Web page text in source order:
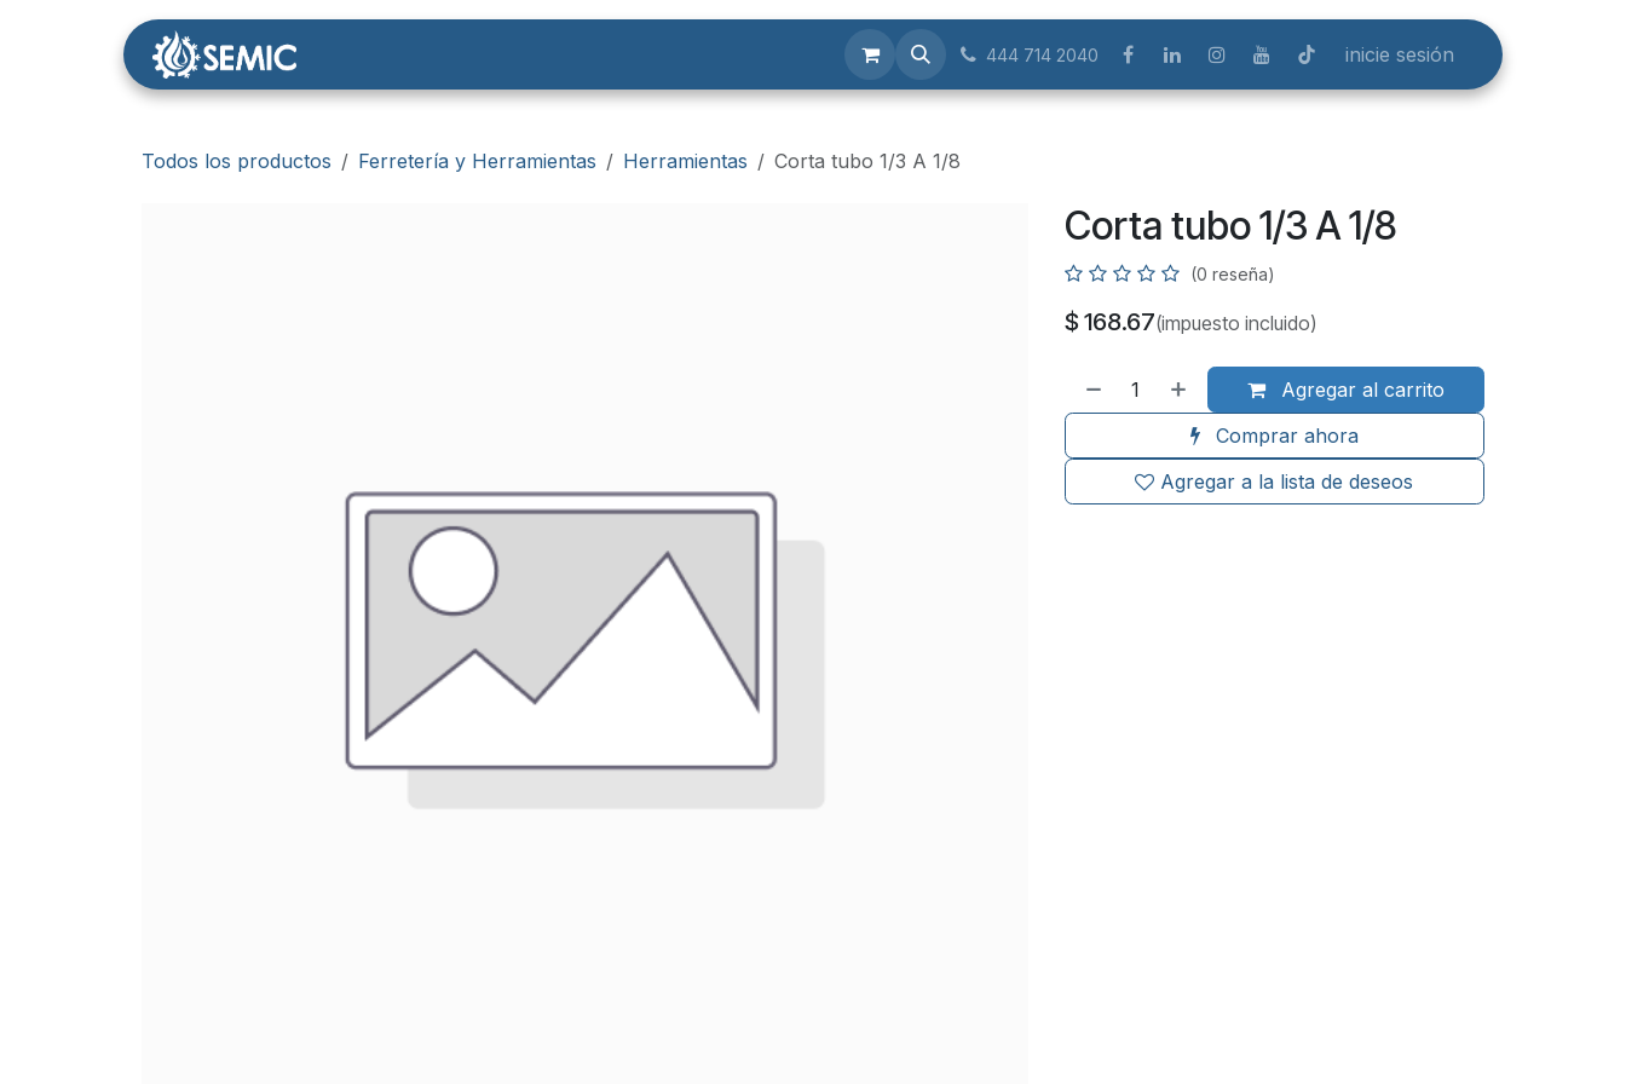
444 714 2040 inicie sesión
Todos los productos Ferretería y Herramientas Herramientas Corta tubo 1/3 A 1/8
Corta tubo 1/3 A 1/8
(0 reseña)
$ 168.67(impuesto incluido)
Agregar al carrito
Comprar ahora
Agregar a la lista de deseos